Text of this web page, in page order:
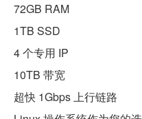
72GB RAM
1TB SSD
4 个专用 IP
10TB 带宽
超快 1Gbps 上行链路